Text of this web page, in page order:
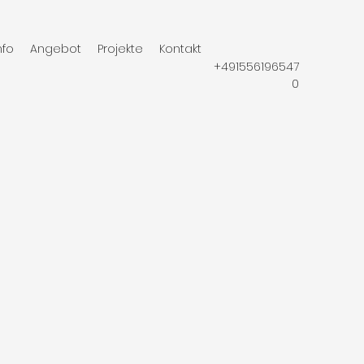
Angebot Projekte Kontakt
+491556196547
0